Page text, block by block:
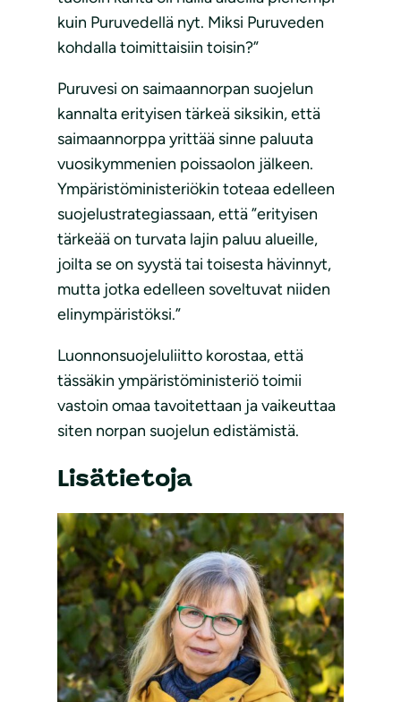
kuin Puruvedellä nyt. Miksi Puruveden
kohdalla toimittaisiin toisin?”
Puruvesi on saimaannorpan suojelun
kannalta erityisen tärkeä siksikin, että
saimaannorppa yrittää sinne paluuta
vuosikymmenien poissaolon jälkeen.
Ympäristöministeriökin toteaa edelleen
suojelustrategiassaan, että ”erityisen
tärkeää on turvata lajin paluu alueille,
joilta se on syystä tai toisesta hävinnyt,
mutta jotka edelleen soveltuvat niiden
elinympäristöksi.”
Luonnonsuojeluliitto korostaa, että
tässäkin ympäristöministeriö toimii
vastoin omaa tavoitettaan ja vaikeuttaa
siten norpan suojelun edistämistä.
Lisätietoja